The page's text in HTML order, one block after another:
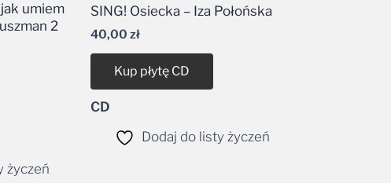
umiem
2
życzeń
SING! Osiecka – Iza Połońska
40,00 zł
Kup płytę CD
CD
Dodaj do listy życzeń